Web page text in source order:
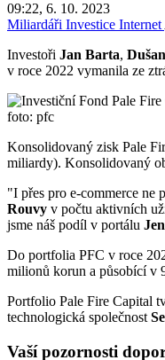
09:22, 6. 10. 2023
Miliardáři Investice Internet
Investoři Jan Barta,
v roce 2022 vymanila ze
foto: pfc
Konsolidovaný zisk Pale
miliardy). Konsolidovaný
"I přes pro e-commerce ne
Rouvy v počtu aktivních
jsme náš podíl v portálu
Do portfolia PFC v roce
milionů korun a působící v
Portfolio Pale Fire Capital
technologická společnost
Vaší pozornosti